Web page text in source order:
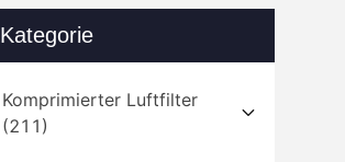
Kategorie
Komprimierter Luftfilter
(211)